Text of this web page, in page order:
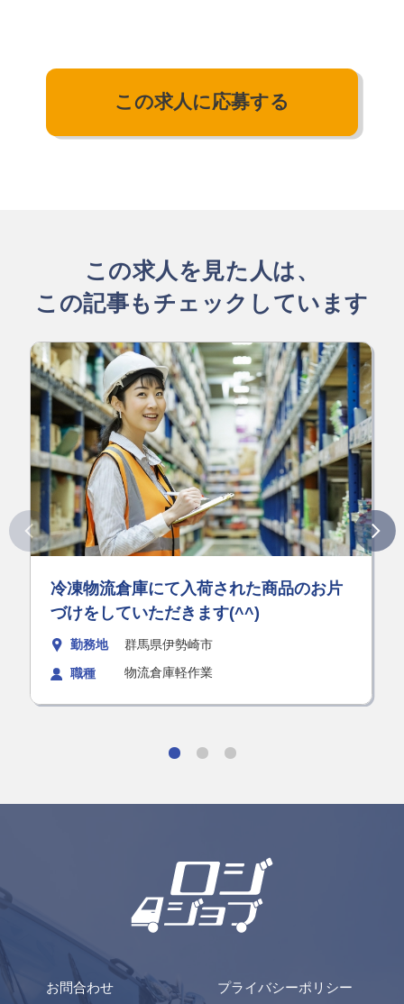
この求人に応募する
この求人を見た人は、
この記事もチェックしています
冷凍物流倉庫にて入荷された商品のお片
づけをしていただきます(^^)
勤務地 群馬県伊勢崎市
職種 物流倉庫軽作業
プライバシーポリシー
お問合わせ